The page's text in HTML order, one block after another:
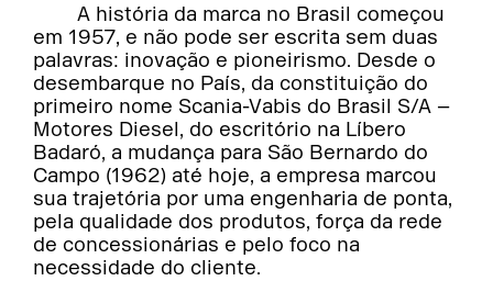
A história da marca no Brasil começou
em 1957, e não pode ser escrita sem duas
palavras: inovação e pioneirismo. Desde o
desembarque no País, da constituição do
primeiro nome Scania-Vabis do Brasil S/A –
Motores Diesel, do escritório na Líbero
Badaró, a mudança para São Bernardo do
Campo (1962) até hoje, a empresa marcou
sua trajetória por uma engenharia de ponta,
pela qualidade dos produtos, força da rede
de concessionárias e pelo foco na
necessidade do cliente.